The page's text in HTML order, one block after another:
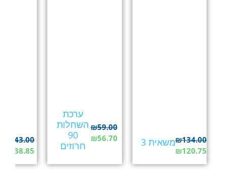
משאית 3₪134.00
₪120.75
ערכת
השחלות
90
חרוזים
₪59.00
₪56.70
43.00
38.85